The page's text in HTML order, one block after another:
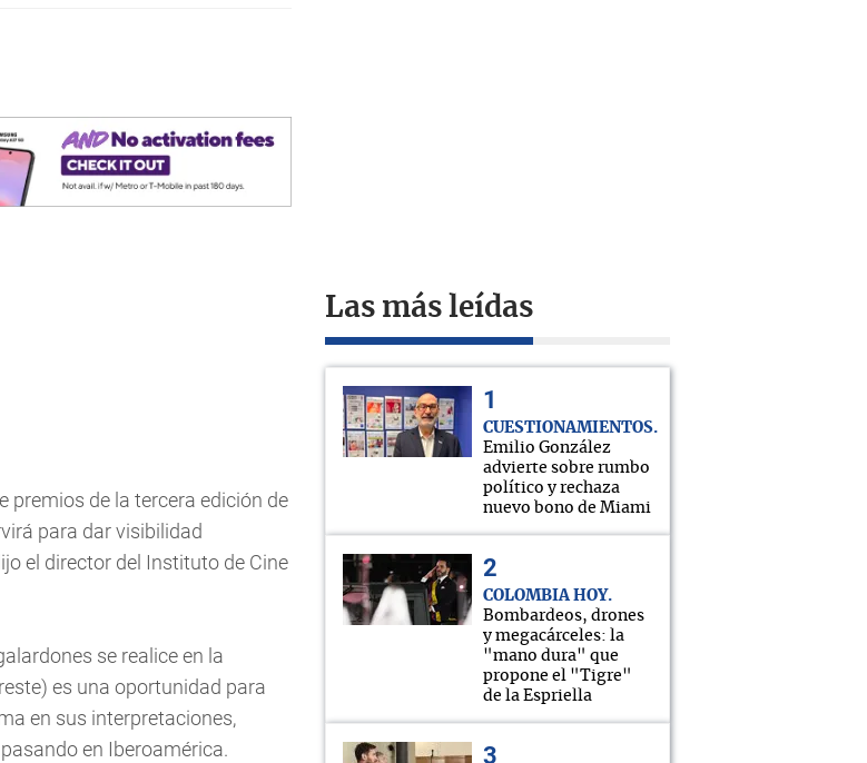
premios de la tercera edición de
para dar visibilidad
el director del Instituto de Cine
se realice en la
es una oportunidad para
en sus interpretaciones,
en Iberoamérica.
Las más leídas
CUESTIONAMIENTOS
Emilio González
advierte sobre rumbo
político y rechaza
nuevo bono de Miami
COLOMBIA HOY
Bombardeos, drones
y megacárceles: la
"mano dura" que
propone el "Tigre"
de la Espriella